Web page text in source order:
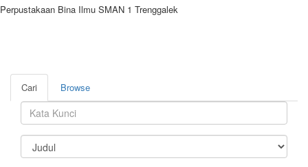
Perpustakaan Bina Ilmu SMAN 1 Trenggalek
Cari Browse